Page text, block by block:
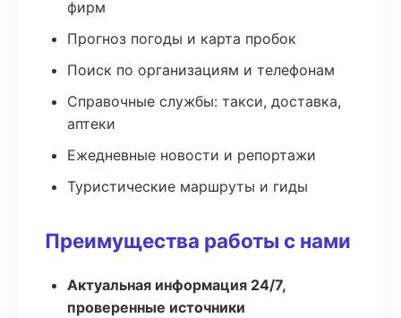
фирм
Прогноз погоды и карта пробок
Поиск по организациям и телефонам
Справочные службы: такси, доставка,
аптеки
Ежедневные новости и репортажи
Туристические маршруты и гиды
Преимущества работы с нами
Актуальная информация 24/7,
проверенные источники